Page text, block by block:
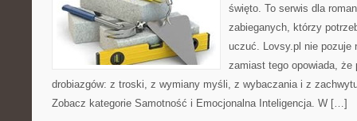
święto. To serwis dla
zabieganych, którzy
uczuć. Lovsy.pl nie pozuje
zamiast tego opowiada,
drobiazgów: z troski, z wymiany myśli, z wybaczania i z
Zobacz kategorie Samotność i Emocjonalna Inteligencja. W […]